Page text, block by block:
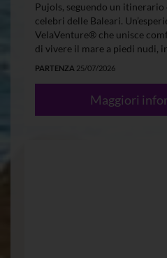
Pujols, seguendo un
celebri delle Baleari.
VelaVenture® che unisce
di vivere il mare a piedi nudi,
PARTENZA 25/07/2026
Maggiori